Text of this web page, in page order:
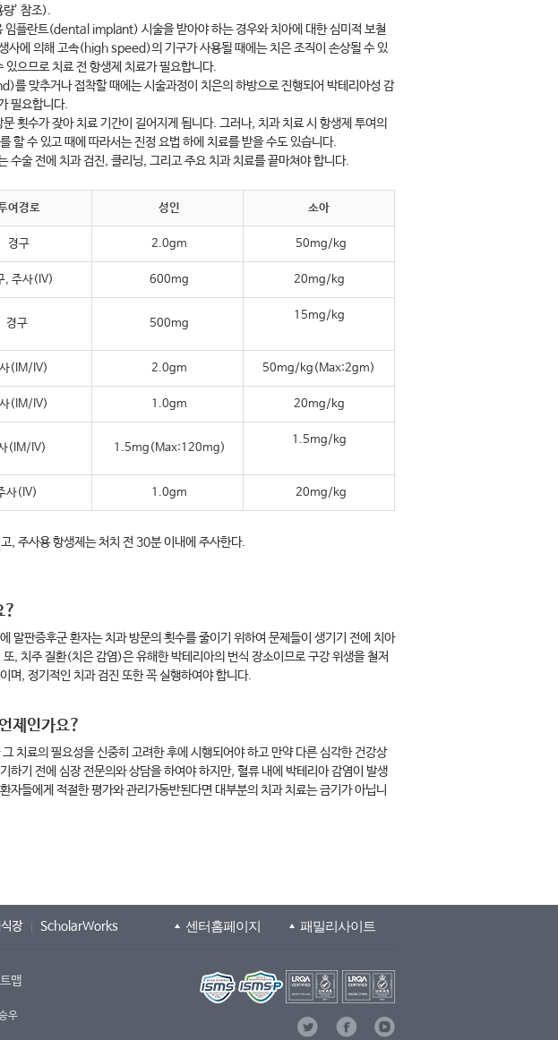
’ 참조).
임플란트(dental implant) 시술을 받아야 하는 경우와 치아에 대한 심미적 보철
사에 의해 고속(high speed)의 기구가 사용될 때에는 치은 조직이 손상될 수 있
으므로 치료 전 항생제 치료가 필요합니다.
를 맞추거나 접착할 때에는 시술과정이 치은의 하방으로 진행되어 박테리아성 감
필요합니다.
횟수가 잦아 치료 기간이 길어지게 됩니다. 그러나, 치과 치료 시 항생제 투여의
할 수 있고 때에 따라서는 진정 요법 하에 치료를 받을 수도 있습니다.
수술 전에 치과 검진, 클리닝, 그리고 주요 치과 치료를 끝마쳐야 합니다.
여경로 성인 소아
경구 2.0gm 50mg/kg
, 주사(IV) 600mg 20mg/kg
경구 500mg
15mg/kg
(IM/IV) 2.0gm 50mg/kg(Max:2gm)
(IM/IV) 1.0gm 20mg/kg
(IM/IV) 1.5mg(Max:120mg)
1.5mg/kg
사(IV) 1.0gm 20mg/kg
, 주사용 항생제는 처치 전 30분 이내에 주사한다.
?
말판증후군 환자는 치과 방문의 횟수를 줄이기 위하여 문제들이 생기기 전에 치아
, 치주 질환(치은 감염)은 유해한 박테리아의 번식 장소이므로 구강 위생을 철저
며, 정기적인 치과 검진 또한 꼭 실행하여야 합니다.
제인가요?
치료의 필요성을 신중히 고려한 후에 시행되어야 하고 만약 다른 심각한 건강상
하기 전에 심장 전문의와 상담을 하여야 하지만, 혈류 내에 박테리아 감염이 발생
자들에게 적절한 평가와 관리가동반된다면 대부분의 치과 치료는 금기가 아닙니
장 ScholarWorks 센터홈페이지 패밀리사이트
맵
우